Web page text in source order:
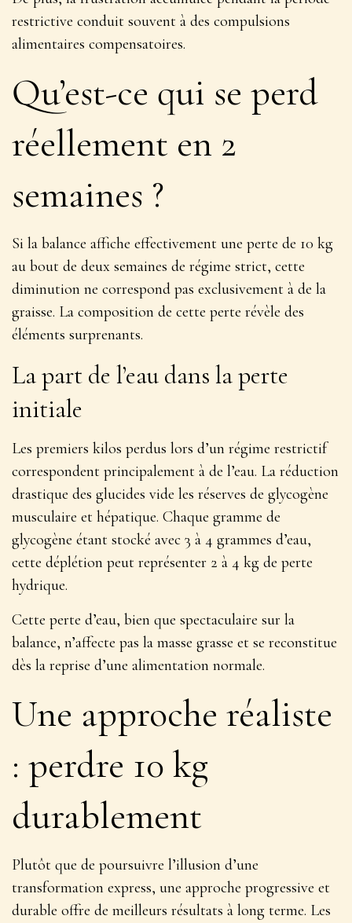
restrictive conduit souvent à des compulsions
alimentaires compensatoires.
Qu’est-ce qui se perd
réellement en 2
semaines ?
Si la balance affiche effectivement une perte de 10 kg
au bout de deux semaines de régime strict, cette
diminution ne correspond pas exclusivement à de la
graisse. La composition de cette perte révèle des
éléments surprenants.
La part de l’eau dans la perte
initiale
Les premiers kilos perdus lors d’un régime restrictif
correspondent principalement à de l’eau. La réduction
drastique des glucides vide les réserves de glycogène
musculaire et hépatique. Chaque gramme de
glycogène étant stocké avec 3 à 4 grammes d’eau,
cette déplétion peut représenter 2 à 4 kg de perte
hydrique.
Cette perte d’eau, bien que spectaculaire sur la
balance, n’affecte pas la masse grasse et se reconstitue
dès la reprise d’une alimentation normale.
Une approche réaliste
: perdre 10 kg
durablement
Plutôt que de poursuivre l’illusion d’une
transformation express, une approche progressive et
durable offre de meilleurs résultats à long terme. Les